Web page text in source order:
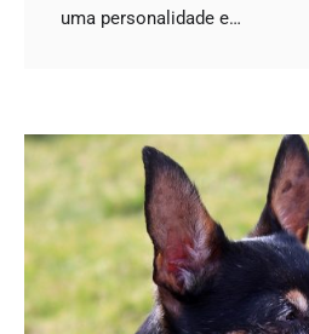
uma personalidade e…